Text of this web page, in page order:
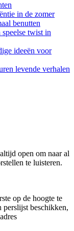
in de zomer
benutten
twist in
ideeën voor
levende verhalen
open om naar al
te luisteren.
op de hoogte te
perslijst beschikken,